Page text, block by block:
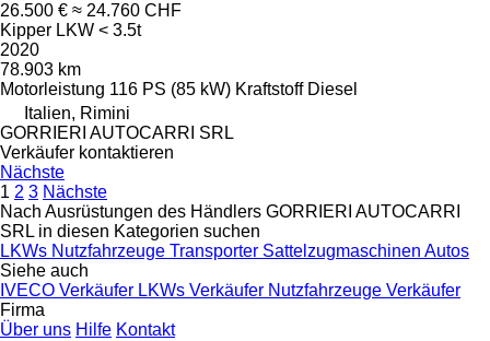
26.500 € ≈ 24.760 CHF
Kipper LKW < 3.5t
2020
78.903 km
Motorleistung 116 PS (85 kW) Kraftstoff Diesel
Italien, Rimini
GORRIERI AUTOCARRI SRL
Verkäufer kontaktieren
Nächste
1 2 3 Nächste
Nach Ausrüstungen des Händlers GORRIERI AUTOCARRI
SRL in diesen Kategorien suchen
LKWs Nutzfahrzeuge Transporter Sattelzugmaschinen Autos
Siehe auch
IVECO Verkäufer LKWs Verkäufer Nutzfahrzeuge Verkäufer
Firma
Über uns Hilfe Kontakt